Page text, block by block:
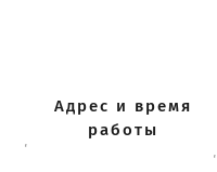
Адрес и время
работы